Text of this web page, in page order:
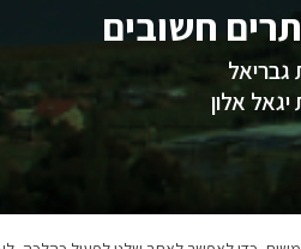
חשובים
גבריאל
יגאל אלון